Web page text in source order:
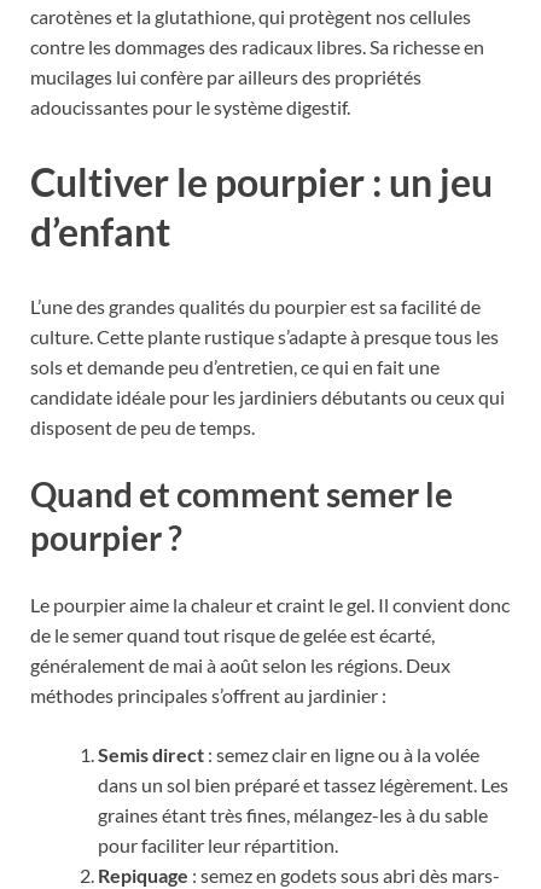
carotènes et la glutathione, qui protègent nos cellules
contre les dommages des radicaux libres. Sa richesse en
mucilages lui confère par ailleurs des propriétés
adoucissantes pour le système digestif.
Cultiver le pourpier : un jeu
d’enfant
L’une des grandes qualités du pourpier est sa facilité de
culture. Cette plante rustique s’adapte à presque tous les
sols et demande peu d’entretien, ce qui en fait une
candidate idéale pour les jardiniers débutants ou ceux qui
disposent de peu de temps.
Quand et comment semer le
pourpier ?
Le pourpier aime la chaleur et craint le gel. Il convient donc
de le semer quand tout risque de gelée est écarté,
généralement de mai à août selon les régions. Deux
méthodes principales s’offrent au jardinier :
Semis direct : semez clair en ligne ou à la volée
dans un sol bien préparé et tassez légèrement. Les
graines étant très fines, mélangez-les à du sable
pour faciliter leur répartition.
Repiquage : semez en godets sous abri dès mars-